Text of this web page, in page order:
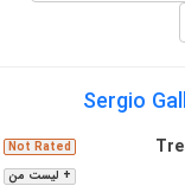
+ لیست من
Not Rated